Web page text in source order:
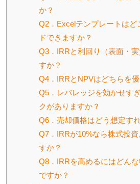
か？
Q2．Excelテンプレートはど
ドできますか？
Q3．IRRと利回り（表面・
すか？
Q4．IRRとNPVはどちらを
Q5．レバレッジを効かせす
クがありますか？
Q6．売却価格はどう想定す
Q7．IRRが10%なら株式投
すか？
Q8．IRRを高めるにはどん
ですか？